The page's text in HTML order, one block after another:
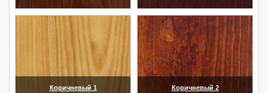
Коричневый 1 Коричневый 2